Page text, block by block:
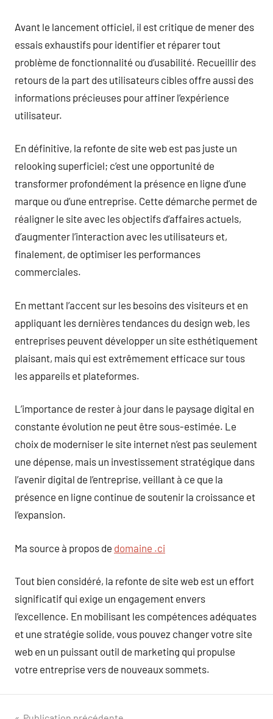
Avant le lancement officiel, il est critique de mener des
essais exhaustifs pour identifier et réparer tout
problème de fonctionnalité ou d’usabilité. Recueillir des
retours de la part des utilisateurs cibles offre aussi des
informations précieuses pour affiner l’expérience
utilisateur.
En définitive, la refonte de site web est pas juste un
relooking superficiel; c’est une opportunité de
transformer profondément la présence en ligne d’une
marque ou d’une entreprise. Cette démarche permet de
réaligner le site avec les objectifs d’affaires actuels,
d’augmenter l’interaction avec les utilisateurs et,
finalement, de optimiser les performances
commerciales.
En mettant l’accent sur les besoins des visiteurs et en
appliquant les dernières tendances du design web, les
entreprises peuvent développer un site esthétiquement
plaisant, mais qui est extrêmement efficace sur tous
les appareils et plateformes.
L’importance de rester à jour dans le paysage digital en
constante évolution ne peut être sous-estimée. Le
choix de moderniser le site internet n’est pas seulement
une dépense, mais un investissement stratégique dans
l’avenir digital de l’entreprise, veillant à ce que la
présence en ligne continue de soutenir la croissance et
l’expansion.
Ma source à propos de domaine .ci
Tout bien considéré, la refonte de site web est un effort
significatif qui exige un engagement envers
l’excellence. En mobilisant les compétences adéquates
et une stratégie solide, vous pouvez changer votre site
web en un puissant outil de marketing qui propulse
votre entreprise vers de nouveaux sommets.